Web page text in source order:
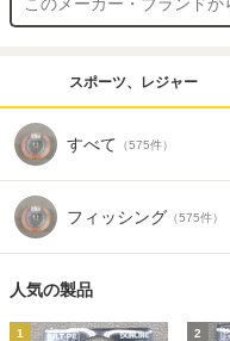
スポーツ、レジャー
すべて （575件）
フィッシング （575件）
人気の製品
1 2